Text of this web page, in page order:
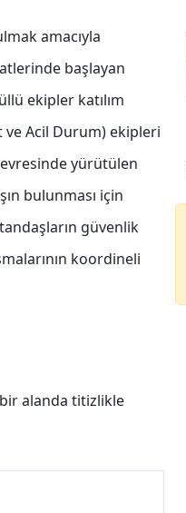
amacıyla
başlayan
ekipler katılım
ve Acil Durum) ekipleri
yürütülen
bulunması için
güvenlik
koordineli
bir alanda titizlikle